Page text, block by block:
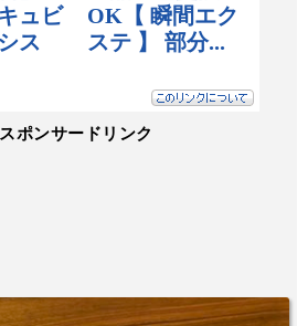
スポンサードリンク